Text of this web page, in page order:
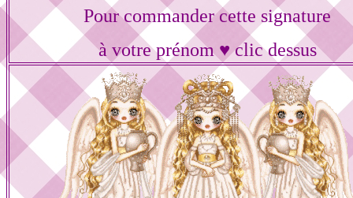
Pour commander cette signature
à votre prénom ♥ clic dessus